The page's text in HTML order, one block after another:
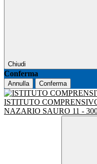
Chiudi
Conferma
Annulla Conferma
ISTITUTO
NAZARIO SAURO 11 -